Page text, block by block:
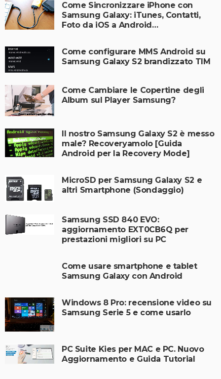
Come Sincronizzare iPhone con
Samsung Galaxy: iTunes, Contatti,
Foto da iOS a Android…
Come configurare MMS Android su
Samsung Galaxy S2 brandizzato TIM
Come Cambiare le Copertine degli
Album sul Player Samsung?
Il nostro Samsung Galaxy S2 è messo
male? Recoveryamolo [Guida
Android per la Recovery Mode]
MicroSD per Samsung Galaxy S2 e
altri Smartphone (Sondaggio)
Samsung SSD 840 EVO:
aggiornamento EXT0CB6Q per
prestazioni migliori su PC
Come usare smartphone e tablet
Samsung Galaxy con Android
Windows 8 Pro: recensione video su
Samsung Serie 5 e come usarlo
PC Suite Kies per MAC e PC. Nuovo
Aggiornamento e Guida Tutorial